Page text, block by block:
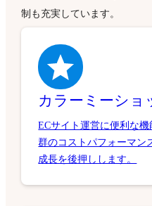
制も充実しています。
カラーミーショ
ECサイト運営に便利な
群のコストパフォーマン
成長を後押しします。